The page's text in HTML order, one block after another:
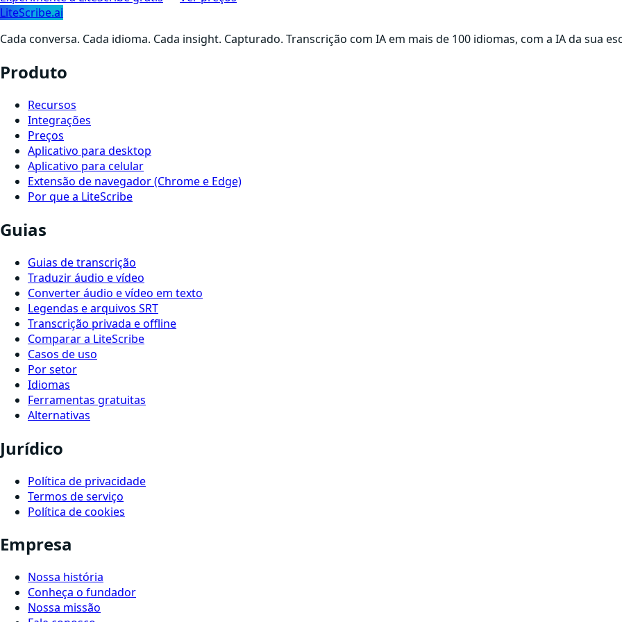
LiteScribe.ai
Cada conversa. Cada idioma. Cada insight. Capturado. Transcrição com IA em mais de 100 idiomas, com a IA da sua
Produto
Recursos
Integrações
Preços
Aplicativo para desktop
Aplicativo para celular
Extensão de navegador (Chrome e Edge)
Por que a LiteScribe
Guias
Guias de transcrição
Traduzir áudio e vídeo
Converter áudio e vídeo em texto
Legendas e arquivos SRT
Transcrição privada e offline
Comparar a LiteScribe
Casos de uso
Por setor
Idiomas
Ferramentas gratuitas
Alternativas
Jurídico
Política de privacidade
Termos de serviço
Política de cookies
Empresa
Nossa história
Conheça o fundador
Nossa missão